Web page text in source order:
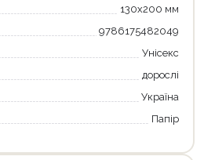
130х200 мм
9786175482049
Унісекс
дорослі
Україна
Папір